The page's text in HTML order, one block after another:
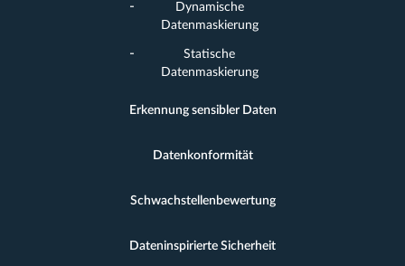
Dynamische
Datenmaskierung
Statische
Datenmaskierung
Erkennung sensibler Daten
Datenkonformität
Schwachstellenbewertung
Dateninspirierte Sicherheit